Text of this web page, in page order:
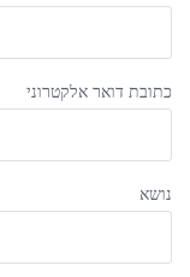
כתובת דואר אלקטרוני
נושא